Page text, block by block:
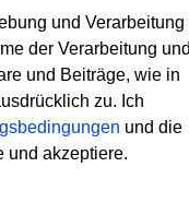
und Verarbeitung
der Verarbeitung und
und Beiträge, wie in
zu. Ich
und die
und akzeptiere.